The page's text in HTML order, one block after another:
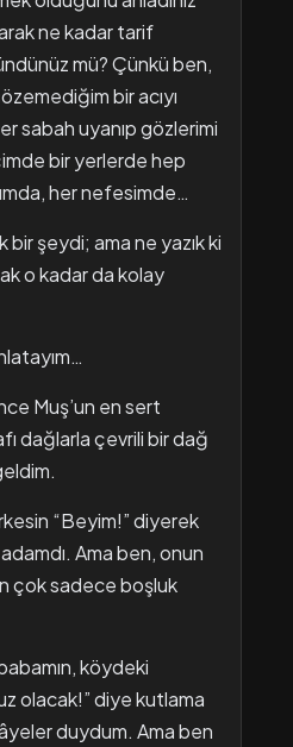
ne kadar tarif
mü? Çünkü ben,
bir acıyı
sabah uyanıp gözlerimi
bir yerlerde hep
her nefesimde…
bir şeydi; ama ne yazık ki
o kadar da kolay
Muş’un en sert
dağlarla çevrili bir dağ
“Beyim!” diyerek
Ama ben, onun
çok sadece boşluk
köydeki
olacak!” diye kutlama
duydum. Ama ben